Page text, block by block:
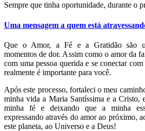
Sempre que tinha oportunidade, durante o
Uma mensagem a quem está
Que o Amor, a Fé e a Gratidão são
momentos de dor. Assim como o amor da
com uma pessoa querida e se conectar
realmente é importante para você.
Após este processo, fortaleci o meu
minha vida a Maria Santíssima e a Cristo,
minha fé e deixando que a minha
expressando através do amor ao próximo,
este planeta, ao Universo e a Deus!